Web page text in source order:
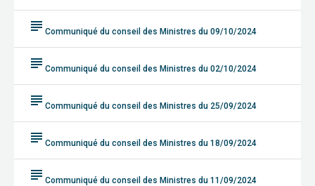
subject Communiqué du conseil des Ministres du 09/10/2024
subject Communiqué du conseil des Ministres du 02/10/2024
subject Communiqué du conseil des Ministres du 25/09/2024
subject Communiqué du conseil des Ministres du 18/09/2024
subject Communiqué du conseil des Ministres du 11/09/2024